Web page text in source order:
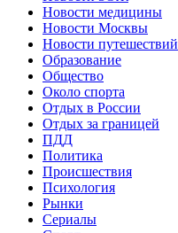
Новости медицины
Новости Москвы
Новости путешествий
Образование
Общество
Около спорта
Отдых в России
Отдых за границей
ПДД
Политика
Происшествия
Психология
Рынки
Сериалы